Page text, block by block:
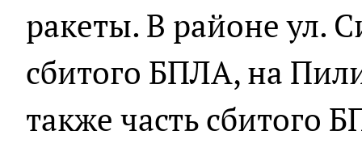
ракеты. В районе ул.
сбитого БПЛА, на
также часть сбитого